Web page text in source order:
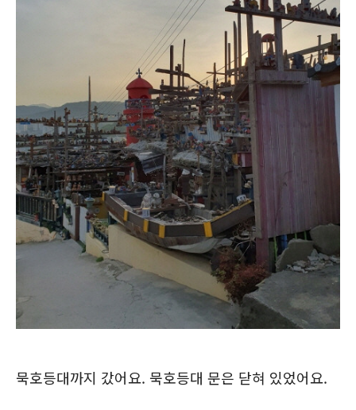
묵호등대까지 갔어요. 묵호등대 문은 닫혀 있었어요.